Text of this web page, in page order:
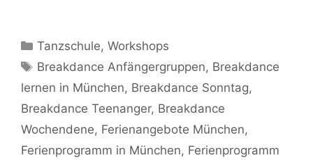
Kategorien
Tanzschule,Workshops
Schlagwörter
Breakdance Anfängergruppen, Breakdance
lernen in München, Breakdance Sonntag,
Breakdance Teenanger, Breakdance
Wochendene, Ferienangebote München,
Ferienprogramm in München, Ferienprogramm